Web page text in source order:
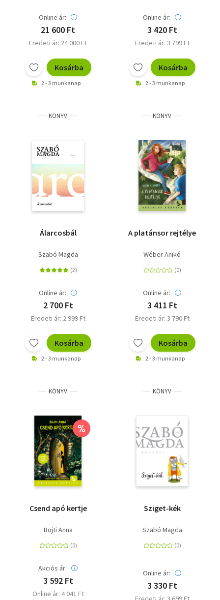
Online ár:
21 600 Ft
Eredeti ár: 24 000 Ft
Kosárba
2 - 3 munkanap
Online ár:
3 420 Ft
Eredeti ár: 3 799 Ft
Kosárba
2 - 3 munkanap
KÖNYV
Álarcosbál
Szabó Magda
Online ár:
2 700 Ft
Eredeti ár: 2 999 Ft
Kosárba
2 - 3 munkanap
KÖNYV
A platánsor rejtélye
Wéber Anikó
Online ár:
3 411 Ft
Eredeti ár: 3 790 Ft
Kosárba
2 - 3 munkanap
KÖNYV
%
Csend apó kertje
Bojti Anna
Akciós ár:
3 592 Ft
Online ár: 4 041 Ft
KÖNYV
Sziget-kék
Szabó Magda
Online ár:
3 330 Ft